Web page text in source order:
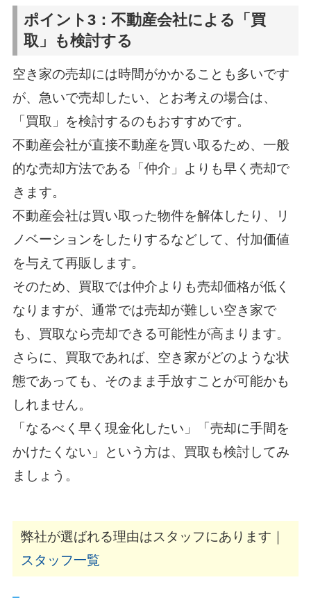
ポイント3：不動産会社による「買
取」も検討する
空き家の売却には時間がかかることも多いです
が、急いで売却したい、とお考えの場合は、
「買取」を検討するのもおすすめです。
不動産会社が直接不動産を買い取るため、一般
的な売却方法である「仲介」よりも早く売却で
きます。
不動産会社は買い取った物件を解体したり、リ
ノベーションをしたりするなどして、付加価値
を与えて再販します。
そのため、買取では仲介よりも売却価格が低く
なりますが、通常では売却が難しい空き家で
も、買取なら売却できる可能性が高まります。
さらに、買取であれば、空き家がどのような状
態であっても、そのまま手放すことが可能かも
しれません。
「なるべく早く現金化したい」「売却に手間を
かけたくない」という方は、買取も検討してみ
ましょう。
弊社が選ばれる理由はスタッフにあります｜
スタッフ一覧